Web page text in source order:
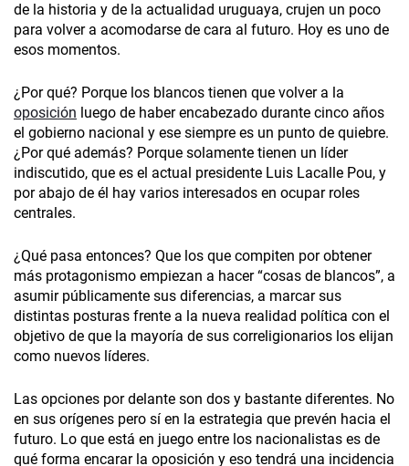
de la historia y de la actualidad uruguaya, crujen un poco
para volver a acomodarse de cara al futuro. Hoy es uno de
esos momentos.
¿Por qué? Porque los blancos tienen que volver a la
oposición luego de haber encabezado durante cinco años
el gobierno nacional y ese siempre es un punto de quiebre.
¿Por qué además? Porque solamente tienen un líder
indiscutido, que es el actual presidente Luis Lacalle Pou, y
por abajo de él hay varios interesados en ocupar roles
centrales.
¿Qué pasa entonces? Que los que compiten por obtener
más protagonismo empiezan a hacer “cosas de blancos”, a
asumir públicamente sus diferencias, a marcar sus
distintas posturas frente a la nueva realidad política con el
objetivo de que la mayoría de sus correligionarios los elijan
como nuevos líderes.
Las opciones por delante son dos y bastante diferentes. No
en sus orígenes pero sí en la estrategia que prevén hacia el
futuro. Lo que está en juego entre los nacionalistas es de
qué forma encarar la oposición y eso tendrá una incidencia